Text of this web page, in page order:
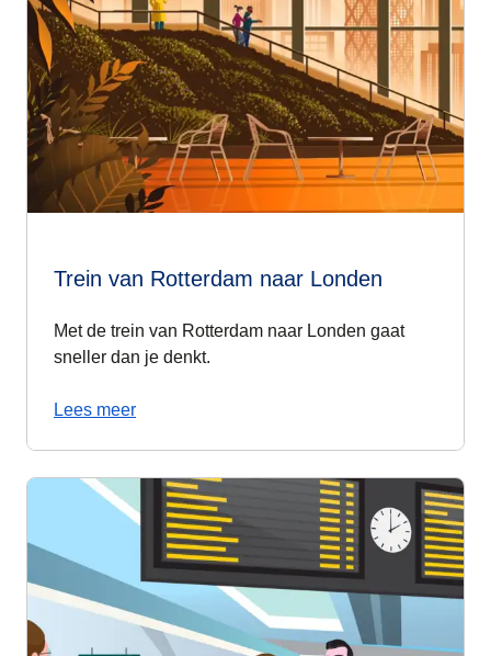
Trein van Rotterdam naar Londen
Met de trein van Rotterdam naar Londen gaat
sneller dan je denkt.
Lees meer